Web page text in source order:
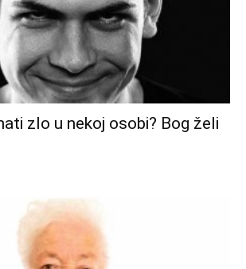
zlo u nekoj osobi? Bog želi